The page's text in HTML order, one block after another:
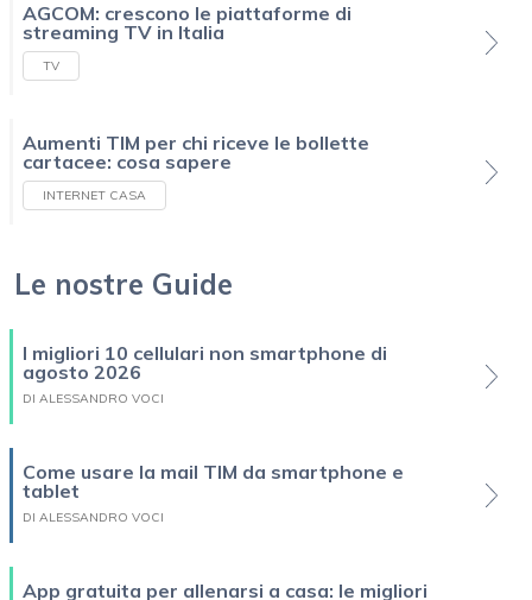
AGCOM: crescono le piattaforme di
streaming TV in Italia
TV
Aumenti TIM per chi riceve le bollette
cartacee: cosa sapere
INTERNET CASA
Le nostre Guide
I migliori 10 cellulari non smartphone di
agosto 2026
DI ALESSANDRO VOCI
Come usare la mail TIM da smartphone e
tablet
DI ALESSANDRO VOCI
App gratuita per allenarsi a casa: le migliori